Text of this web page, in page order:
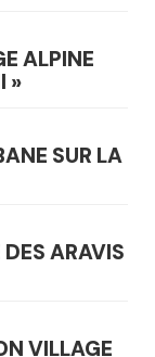
ALPINE
»
SUR LA
ARAVIS
VILLAGE